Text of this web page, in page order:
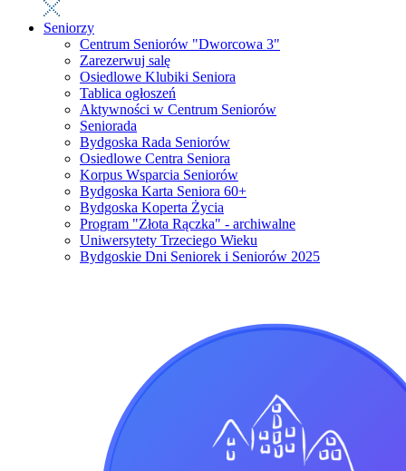
Seniorzy
Centrum Seniorów "Dworcowa 3"
Zarezerwuj salę
Osiedlowe Klubiki Seniora
Tablica ogłoszeń
Aktywności w Centrum Seniorów
Seniorada
Bydgoska Rada Seniorów
Osiedlowe Centra Seniora
Korpus Wsparcia Seniorów
Bydgoska Karta Seniora 60+
Bydgoska Koperta Życia
Program "Złota Rączka" - archiwalne
Uniwersytety Trzeciego Wieku
Bydgoskie Dni Seniorek i Seniorów 2025